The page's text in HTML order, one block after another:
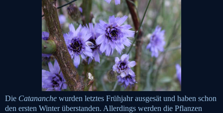
Die Catananche wurden letztes Frühjahr ausgesät und haben schon
den ersten Winter überstanden. Allerdings werden die Pflanzen